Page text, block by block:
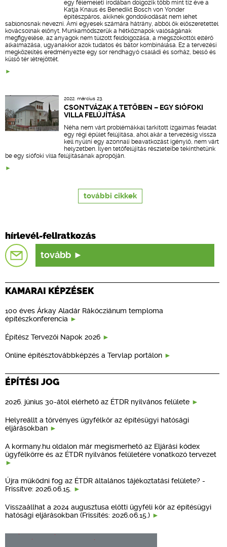
egy félemeleti irodában dolgozik több mint tíz éve a
Katja Knaus és Benedikt Bosch von Yonder
építészpáros, akiknek gondolkodását nem lehet
sablonosnak nevezni. Ami egyesek számára hátrány, abból ők előszeretettel
kovácsolnak előnyt. Munkamódszerük a hétköznapok valóságának
megfigyelése, az anyagok nem túlzott feldolgozása, a megszokottól eltérő
alkalmazása, ugyanakkor azok tudatos és bátor kombinálása. Ez a tervezési
megközelítés eredményezte egy sor rendhagyó családi és sorház, belső és
külső tér létrejöttét.
2022. március 23.
CSONTVÁZAK A TETŐBEN – EGY SIÓFOKI
VILLA FELÚJÍTÁSA
Néha nem várt problémákkal tarkított izgalmas feladat
egy régi épület felújítása, ahol akár a tervezésig vissza
kell nyúlni egy azonnali beavatkozást igénylő, nem várt
helyzetben. Ilyen tetőfelújítás részleteibe tekinthetünk
be egy siófoki villa felújításának apropóján.
további cikkek
hírlevél-feliratkozás
tovább
KAMARAI KÉPZÉSEK
100 éves Árkay Aladár Rákócziánum temploma
építészkonferencia
Építész Tervezői Napok 2026
Online építésztovábbképzés a Tervlap portálon
ÉPÍTÉSI JOG
2026. június 30-ától elérhető az ÉTDR nyilvános felülete
Helyreállt a törvényes ügyfélkör az építésügyi hatósági
eljárásokban
A kormany.hu oldalon már megismerhető az Eljárási kódex
ügyfélkörre és az ÉTDR nyilvános felületére vonatkozó tervezet
Újra működni fog az ÉTDR általános tájékoztatási felülete? -
Frissítve: 2026.06.15.
Visszaállhat a 2024 augusztusa előtti ügyféli kör az építésügyi
hatósági eljárásokban (Frissítés: 2026.06.15.)